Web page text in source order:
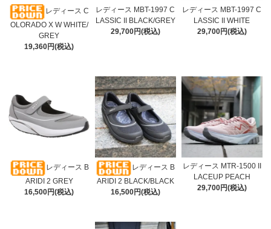
レディース C
OLORADO X W WHITE/
GREY
19,360円(税込)
レディース MBT-1997 C
LASSIC II BLACK/GREY
29,700円(税込)
レディース MBT-1997 C
LASSIC II WHITE
29,700円(税込)
レディース B
ARIDI 2 GREY
16,500円(税込)
レディース B
ARIDI 2 BLACK/BLACK
16,500円(税込)
レディース MTR-1500 II
LACEUP PEACH
29,700円(税込)